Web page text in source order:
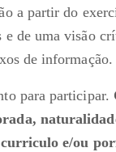
a partir do
e de uma visão
de informação.
para participar.
e/ou